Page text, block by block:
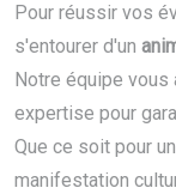
Pour réussir vos
s'entourer d'un
Notre équipe vous
expertise pour
Que ce soit pour
manifestation